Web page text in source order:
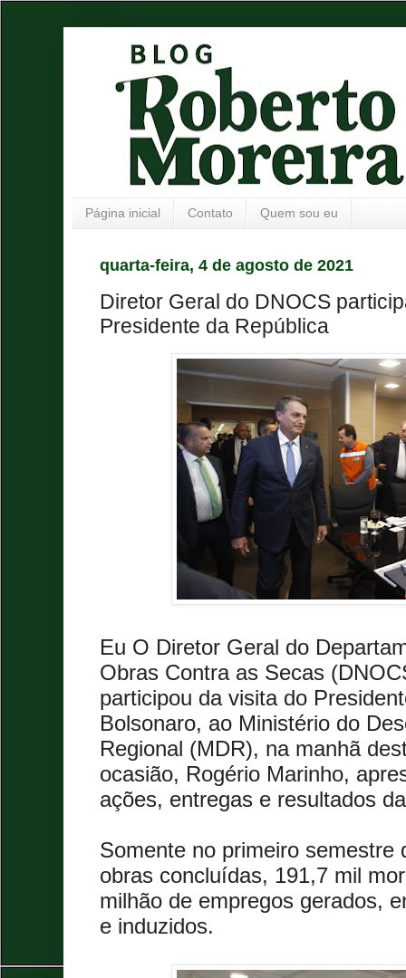
Página inicial Contato Quem sou eu
quarta-feira, 4 de agosto de 2021
Diretor Geral do DNOCS
Presidente da República
Eu O Diretor Geral do
Obras Contra as Secas
participou da visita do
Bolsonaro, ao Ministério do
Regional (MDR), na manhã
ocasião, Rogério Marinho,
ações, entregas e resultados
Somente no primeiro semestre
obras concluídas, 191,7 mil
milhão de empregos gerados,
e induzidos.